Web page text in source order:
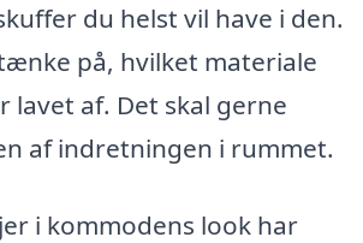
du helst vil have i den.
på, hvilket materiale
lavet af. Det skal gerne
af indretningen i rummet.
i kommodens look har